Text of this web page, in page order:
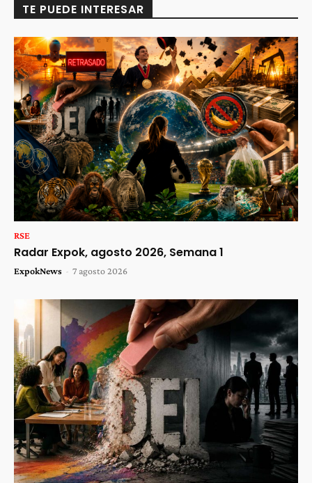
TE PUEDE INTERESAR
RSE
Radar Expok, agosto 2026, Semana 1
ExpokNews - 7 agosto 2026